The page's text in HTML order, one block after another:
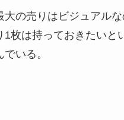
大の売りはビジュアルな
1枚は持っておきたいと
いる。